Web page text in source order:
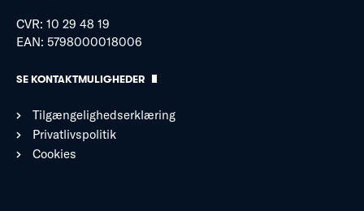
CVR: 10 29 48 19
EAN: 5798000018006
SE KONTAKTMULIGHEDER
Tilgængelighedserklæring
Privatlivspolitik
Cookies